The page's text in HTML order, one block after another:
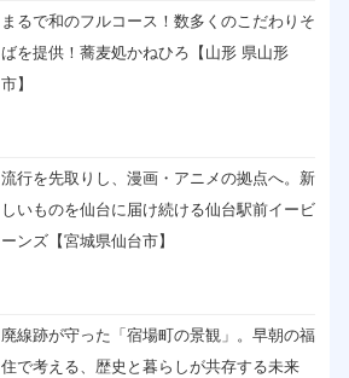
まるで和のフルコース！数多くのこだわりそ
ばを提供！蕎麦処かねひろ【山形 県山形
市】
流行を先取りし、漫画・アニメの拠点へ。新
しいものを仙台に届け続ける仙台駅前イービ
ーンズ【宮城県仙台市】
廃線跡が守った「宿場町の景観」。早朝の福
住で考える、歴史と暮らしが共存する未来